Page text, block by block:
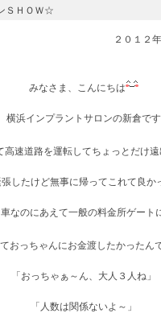
ＳＨＯＷ☆
２０１２
みなさま、こんにちは
横浜インプラントサロンの新倉です
高速道路を運転してちょっとだけ
張したけど無事に帰ってこれて良か
なのにあえて一般の料金所ゲート
おっちゃんにお金渡したかったん
「おっちゃぁ～ん、大人３人ね」
「人数は関係ないよ～」